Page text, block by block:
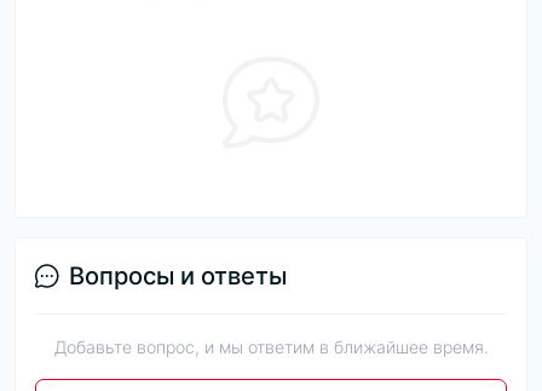
Вопросы и ответы
Добавьте вопрос, и мы ответим в ближайшее время.